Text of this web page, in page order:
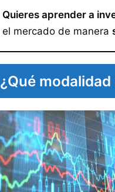
Quieres aprender a
el mercado de manera
¿Qué